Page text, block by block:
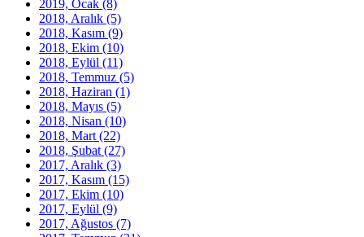
2019, Ocak (8)
2018, Aralık (5)
2018, Kasım (9)
2018, Ekim (10)
2018, Eylül (11)
2018, Temmuz (5)
2018, Haziran (1)
2018, Mayıs (5)
2018, Nisan (10)
2018, Mart (22)
2018, Şubat (27)
2017, Aralık (3)
2017, Kasım (15)
2017, Ekim (10)
2017, Eylül (9)
2017, Ağustos (7)